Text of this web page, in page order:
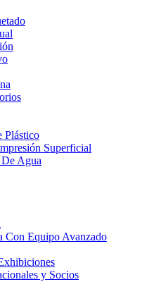
Plástico
Superficial
Agua
Con Equipo Avanzado
y Socios